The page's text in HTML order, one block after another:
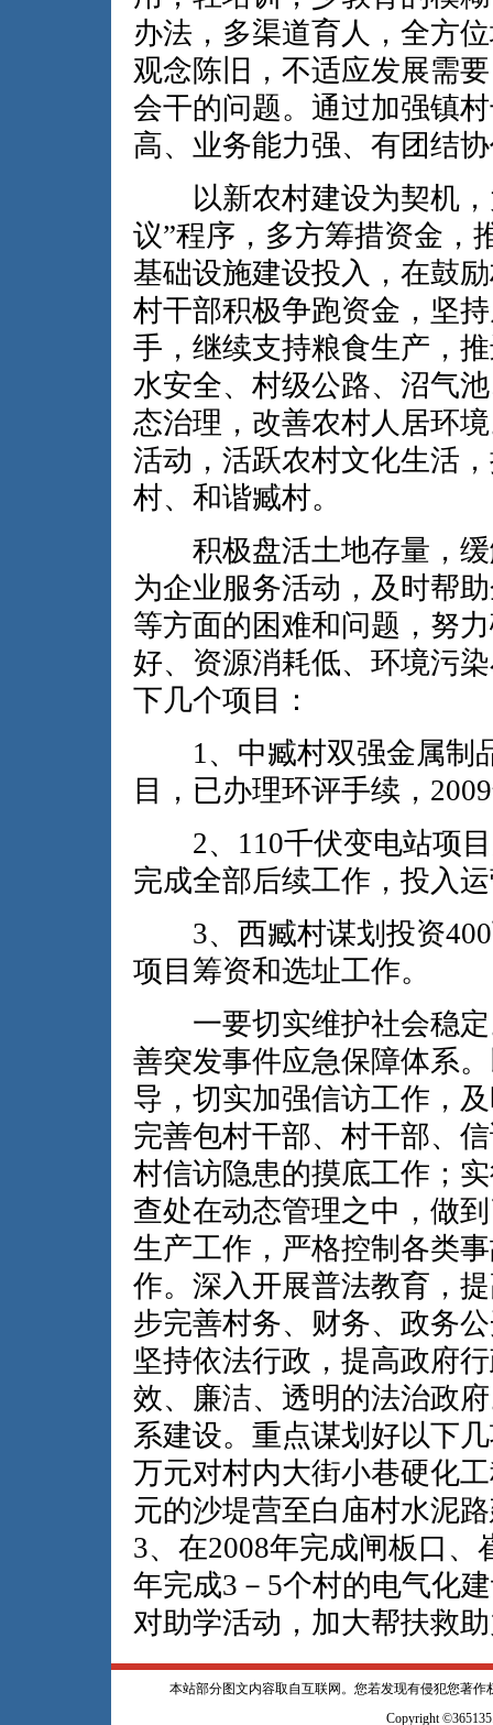
办法，多渠道育人，全方
观念陈旧，不适应发展需
会干的问题。通过加强镇
高、业务能力强、有团结
以新农村建设为契机，
议”程序，多方筹措资金，
基础设施建设投入，在鼓
村干部积极争跑资金，坚
手，继续支持粮食生产，
水安全、村级公路、沼气
态治理，改善农村人居环
活动，活跃农村文化生活
村、和谐臧村。
积极盘活土地存量，缓
为企业服务活动，及时帮
等方面的困难和问题，努
好、资源消耗低、环境污
下几个项目：
1、中臧村双强金属制
目，已办理环评手续，
2、110千伏变电站项目
完成全部后续工作，投入
3、西臧村谋划投资400
项目筹资和选址工作。
一要切实维护社会稳定
善突发事件应急保障体系
导，切实加强信访工作，
完善包村干部、村干部、
村信访隐患的摸底工作；
查处在动态管理之中，做
生产工作，严格控制各类
作。深入开展普法教育，
步完善村务、财务、政务
坚持依法行政，提高政府
效、廉洁、透明的法治政
系建设。重点谋划好以下
万元对村内大街小巷硬化
元的沙堤营至白庙村水泥
3、在2008年完成闸板口
年完成3－5个村的电气化
对助学活动，加大帮扶救
本站部分图文内容取自互联网。您若发现有侵犯您著
Copyright